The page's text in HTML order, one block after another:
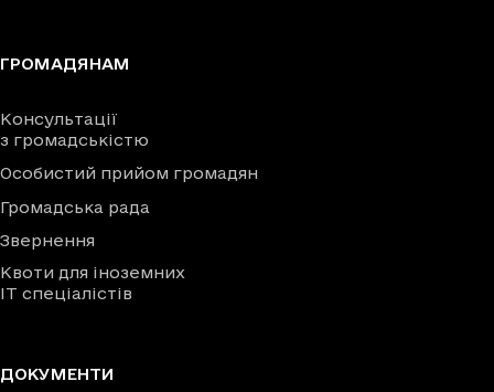
ГРОМАДЯНАМ
Консультації
з громадськістю
Особистий прийом громадян
Громадська рада
Звернення
Квоти для іноземних
IT спеціалістів
ДОКУМЕНТИ